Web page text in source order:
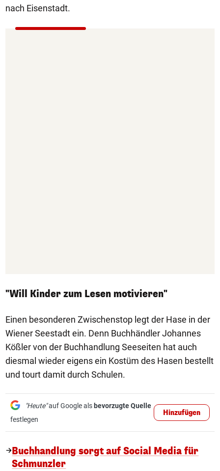
nach Eisenstadt.
"Will Kinder zum Lesen motivieren"
Einen besonderen Zwischenstop legt der Hase in der
Wiener Seestadt ein. Denn Buchhändler Johannes
Kößler von der Buchhandlung Seeseiten hat auch
diesmal wieder eigens ein Kostüm des Hasen bestellt
und tourt damit durch Schulen.
"Heute"auf Google als bevorzugte Quelle
festlegen
Hinzufügen
Buchhandlung sorgt auf Social Media für
Schmunzler